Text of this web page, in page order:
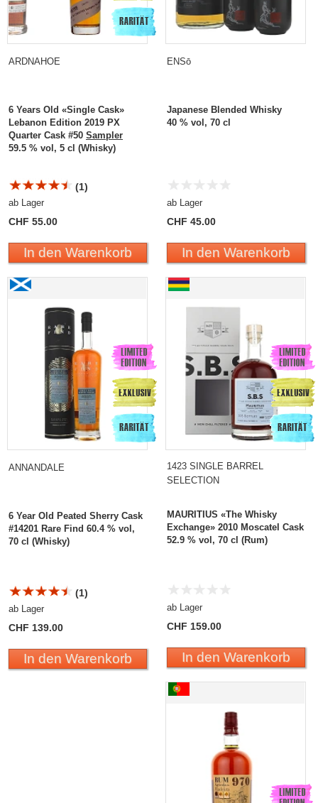
ARDNAHOE
6 Years Old «Single Cask»
Lebanon Edition 2019 PX
Quarter Cask #50 Sampler
59.5 % vol, 5 cl (Whisky)
(1)
ab Lager
CHF 55.00
In den Warenkorb
ENSō
Japanese Blended Whisky
40 % vol, 70 cl
ab Lager
CHF 45.00
In den Warenkorb
ANNANDALE
6 Year Old Peated Sherry Cask
#14201 Rare Find 60.4 % vol,
70 cl (Whisky)
(1)
ab Lager
CHF 139.00
In den Warenkorb
1423 SINGLE BARREL
SELECTION
MAURITIUS «The Whisky
Exchange» 2010 Moscatel Cask
52.9 % vol, 70 cl (Rum)
ab Lager
CHF 159.00
In den Warenkorb